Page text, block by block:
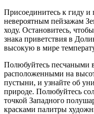
Присоединитесь к гиду и
невероятным пейзажам
ходу. Остановитесь,
знака приветствия в
высокую в мире
Полюбуйтесь песчаными
расположенными на
пустыни, и узнайте об
природе. Полюбуйтесь
точкой Западного
красками палитры